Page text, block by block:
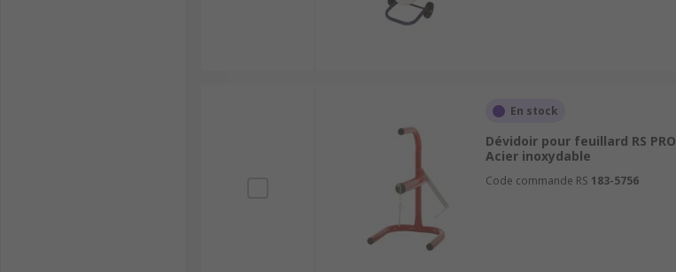
En stock
Dévidoir pour feuillard RS PRO
Acier inoxydable
Code commande RS 183-5756